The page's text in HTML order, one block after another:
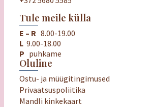
Tule meile külla
E – R 8.00-19.00
L 9.00-18.00
P puhkame
Oluline
Ostu- ja müügitingimused
Privaatsuspoliitika
Mandli kinkekaart